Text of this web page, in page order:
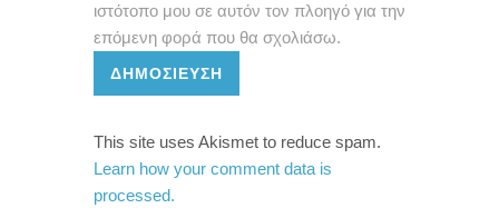
ιστότοπο μου σε αυτόν τον πλοηγό για την
επόμενη φορά που θα σχολιάσω.
ΔΗΜΟΣΊΕΥΣΗ
This site uses Akismet to reduce spam.
Learn how your comment data is
processed.